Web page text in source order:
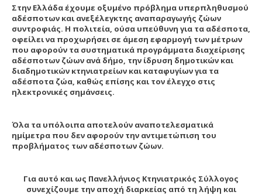
Στην Ελλάδα έχουμε οξυμένο πρόβλημα υπερπληθυσμού
αδέσποτων και ανεξέλεγκτης αναπαραγωγής ζώων
συντροφιάς. Η πολιτεία, ούσα υπεύθυνη για τα αδέσποτα,
οφείλει να προχωρήσει σε άμεση εφαρμογή των μέτρων
που αφορούν τα συστηματικά προγράμματα διαχείρισης
αδέσποτων ζώων ανά δήμο, την ίδρυση δημοτικών και
διαδημοτικών κτηνιατρείων και καταφυγίων για τα
αδέσποτα ζώα, καθώς επίσης και τον έλεγχο στις
ηλεκτρονικές σημάνσεις.
Όλα τα υπόλοιπα αποτελούν αναποτελεσματικά
ημίμετρα που δεν αφορούν την αντιμετώπιση του
προβλήματος των αδέσποτων ζώων.
Για αυτό και ως Πανελλήνιος Κτηνιατρικός Σύλλογος
συνεχίζουμε την αποχή διαρκείας από τη λήψη και